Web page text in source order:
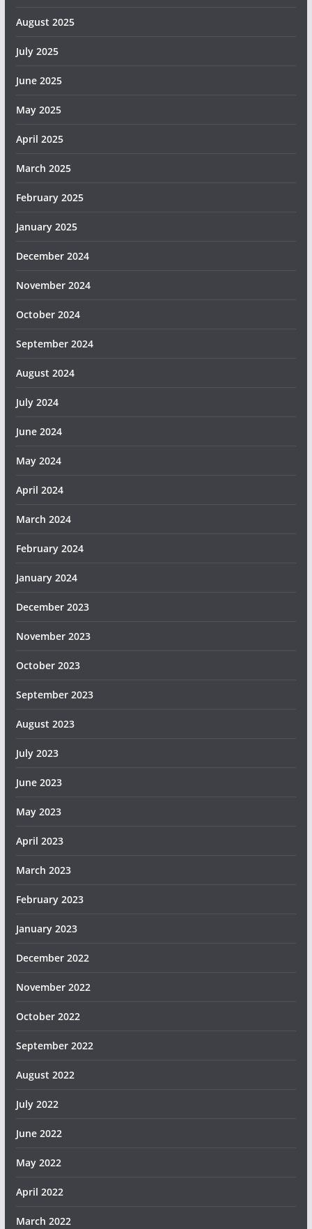
August 2025
July 2025
June 2025
May 2025
April 2025
March 2025
February 2025
January 2025
December 2024
November 2024
October 2024
September 2024
August 2024
July 2024
June 2024
May 2024
April 2024
March 2024
February 2024
January 2024
December 2023
November 2023
October 2023
September 2023
August 2023
July 2023
June 2023
May 2023
April 2023
March 2023
February 2023
January 2023
December 2022
November 2022
October 2022
September 2022
August 2022
July 2022
June 2022
May 2022
April 2022
March 2022